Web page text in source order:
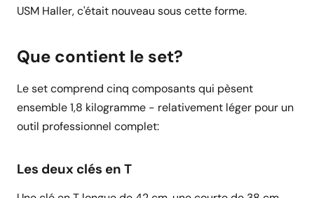
USM Haller, c'était nouveau sous cette forme.
Que contient le set?
Le set comprend cinq composants qui pèsent
ensemble 1,8 kilogramme - relativement léger pour un
outil professionnel complet:
Les deux clés en T